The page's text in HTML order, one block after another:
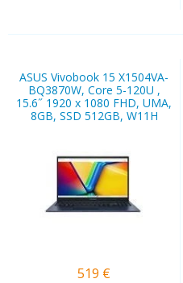
ASUS Vivobook 15 X1504VA-
BQ3870W, Core 5-120U ,
15.6˝ 1920 x 1080 FHD, UMA,
8GB, SSD 512GB, W11H
519 €